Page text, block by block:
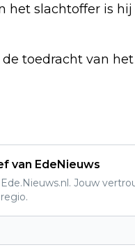
het slachtoffer is
toedracht van het
van EdeNieuws
Jouw